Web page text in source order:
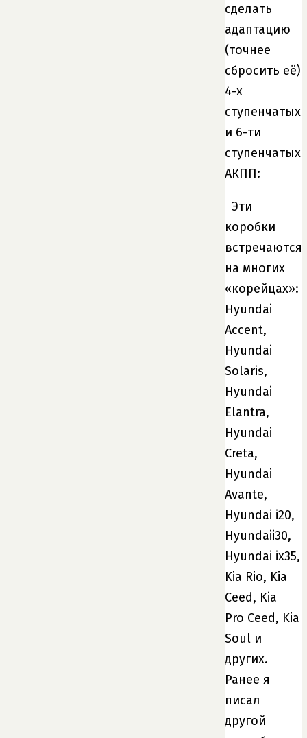
сделать
адаптацию
(точнее
сбросить её)
4-х
ступенчатых
и 6-ти
ступенчатых
АКПП:
Эти
коробки
встречаются
на многих
«корейцах»:
Hyundai
Accent,
Hyundai
Solaris,
Hyundai
Elantra,
Hyundai
Creta,
Hyundai
Avante,
Hyundai i20,
Hyundaii30,
Hyundai ix35,
Kia Rio, Kia
Ceed, Kia
Pro Ceed, Kia
Soul и
других.
Ранее я
писал
другой